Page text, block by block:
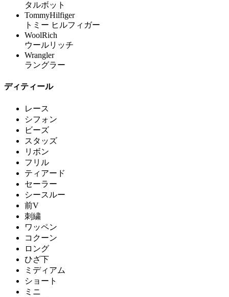
タルボット
TommyHilfiger
トミー ヒルフィガー
WoolRich
ウールリッチ
Wrangler
ラングラー
ディティール
レース
シフォン
ビーズ
スタッズ
リボン
フリル
ティアード
セーラー
シースルー
前V
刺繍
ワッペン
コクーン
ロング
ひざ下
ミディアム
ショート
ミニ